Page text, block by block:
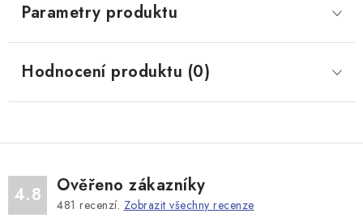
Parametry produktu
Hodnocení produktu (0)
4.8 Ověřeno zákazníky
481 recenzí. Zobrazit všechny recenze